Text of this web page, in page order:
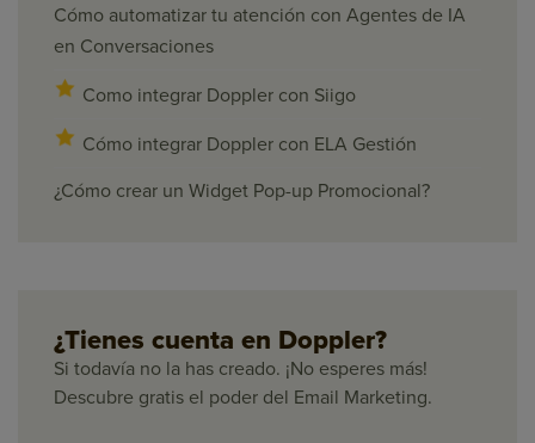
Cómo automatizar tu atención con Agentes de IA
en Conversaciones
Como integrar Doppler con Siigo
Cómo integrar Doppler con ELA Gestión
¿Cómo crear un Widget Pop-up Promocional?
¿Tienes cuenta en Doppler?
Si todavía no la has creado. ¡No esperes más!
Descubre gratis el poder del Email Marketing.